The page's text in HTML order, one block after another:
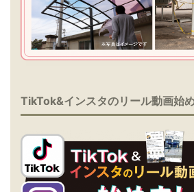
TikTok&インスタのリール動画始